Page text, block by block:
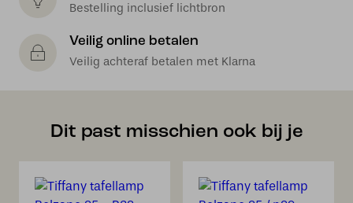
Bestelling inclusief lichtbron
Veilig online betalen
Veilig achteraf betalen met Klarna
Dit past misschien ook bij je